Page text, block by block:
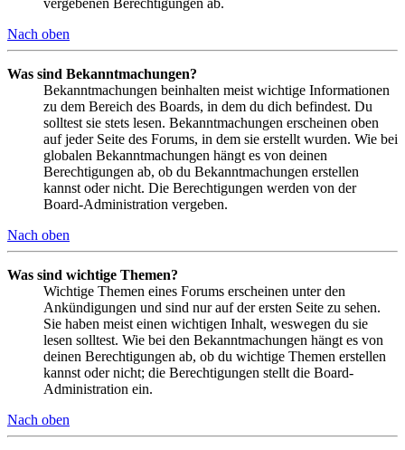
Nach oben
Was sind Bekanntmachungen?
Bekanntmachungen beinhalten meist wichtige Informationen
zu dem Bereich des Boards, in dem du dich befindest. Du
solltest sie stets lesen. Bekanntmachungen erscheinen oben
auf jeder Seite des Forums, in dem sie erstellt wurden. Wie bei
globalen Bekanntmachungen hängt es von deinen
Berechtigungen ab, ob du Bekanntmachungen erstellen
kannst oder nicht. Die Berechtigungen werden von der
Board-Administration vergeben.
Nach oben
Was sind wichtige Themen?
Wichtige Themen eines Forums erscheinen unter den
Ankündigungen und sind nur auf der ersten Seite zu sehen.
Sie haben meist einen wichtigen Inhalt, weswegen du sie
lesen solltest. Wie bei den Bekanntmachungen hängt es von
deinen Berechtigungen ab, ob du wichtige Themen erstellen
kannst oder nicht; die Berechtigungen stellt die Board-
Administration ein.
Nach oben